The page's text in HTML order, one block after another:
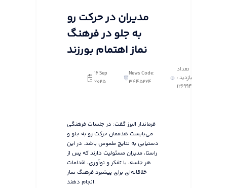
مدیران در حرکت رو
به جلو در فرهنگ
نماز اهتمام بورزند
16 Sep
2025
News Code:
3445224
تعداد
بازدید :
126994
فرماندار البرز گفت: در جلسات فرهنگی
می‌بایست هدفمان حرکت رو به جلو و
دستیابی به نتایج ملموس باشد. در این
راستا، مدیران مسئولیت دارند که پس از
هر جلسه، با تفکر و نوآوری، اقدامات
خلاقانه‌ای برای پیشبرد فرهنگ نماز
انجام دهند.